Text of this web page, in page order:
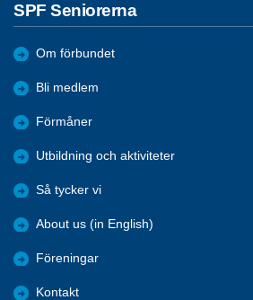
SPF Seniorerna
Om förbundet
Bli medlem
Förmåner
Utbildning och aktiviteter
Så tycker vi
About us (in English)
Föreningar
Kontakt